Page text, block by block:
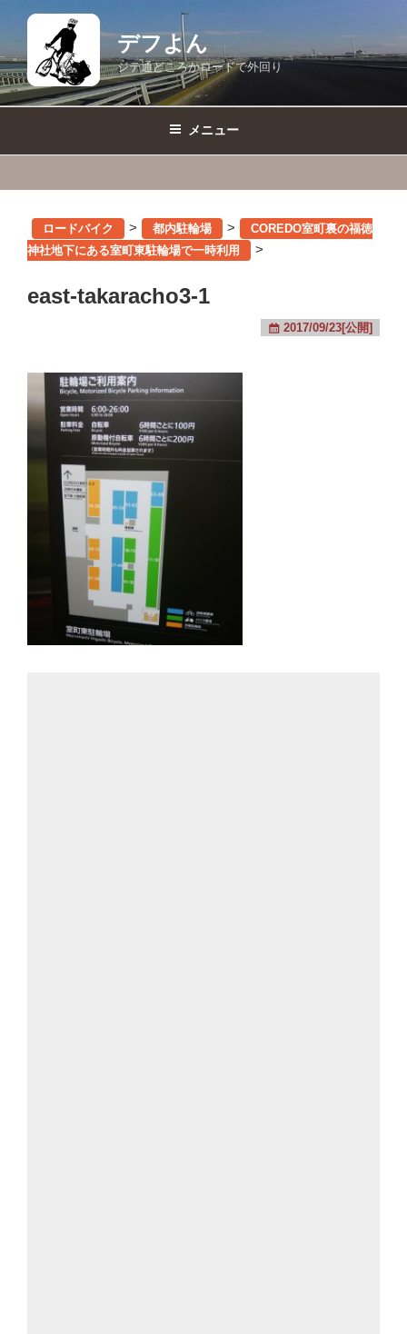
テ
ン
ツ
デフよん
ジテ通どころかロードで外回り
メニュー
ロードバイク > 都内駐輪場 >
COREDO室町裏の福徳
神社地下にある室町東駐輪場で一時利用
>
east-takaracho3-1
2017/09/23[公開]